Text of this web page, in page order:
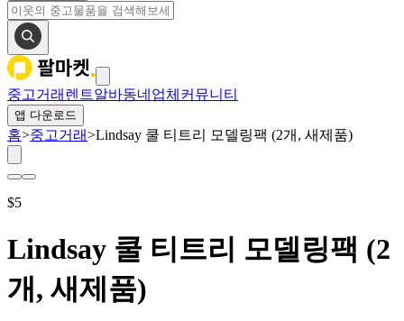
중고거래 렌트알바동네업체 커뮤니티
앱 다운로드
홈>중고거래>Lindsay 쿨 티트리 모델링팩 (2개, 새제품)
$5
Lindsay 쿨 티트리 모델링팩 (2
개, 새제품)